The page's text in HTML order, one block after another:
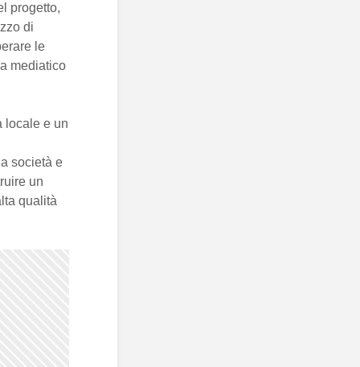
progetto,
di
le
mediatico
locale e un
società e
un
qualità